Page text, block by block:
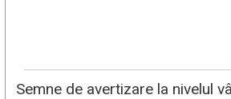
Semne de avertizare la nivelul